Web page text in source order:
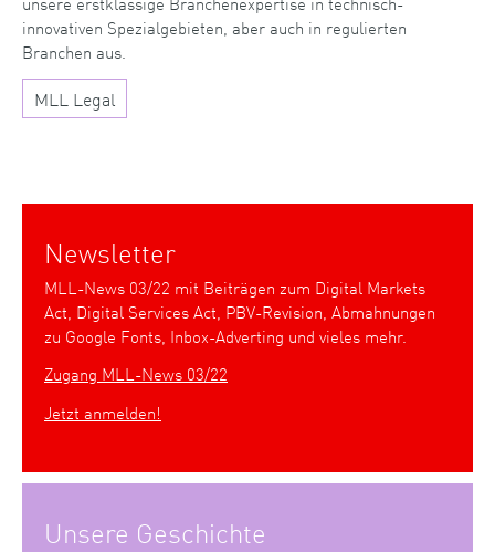
innovativen Spezialgebieten, aber auch in regulierten
Branchen aus.
MLL Legal
Newsletter
MLL-News 03/22 mit Beiträgen zum Digital Markets
Act, Digital Services Act, PBV-Revision, Abmahnungen
zu Google Fonts, Inbox-Adverting und vieles mehr.
Zugang MLL-News 03/22
Jetzt anmelden!
Unsere Geschichte